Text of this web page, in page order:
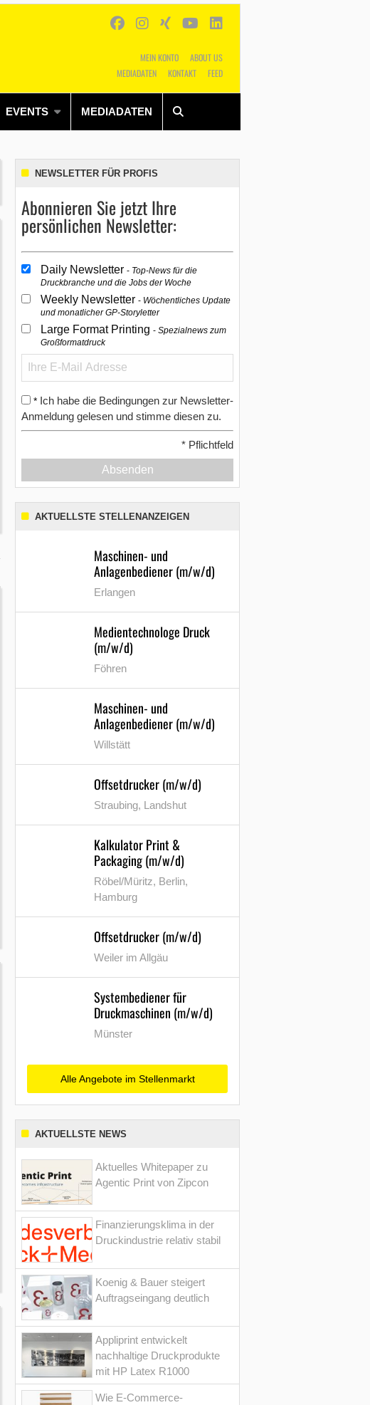
MEIN KONTO
ABOUT US
MEDIADATEN
KONTAKT FEED
EVENTS MEDIADATEN
Alles Shop SUCHEN
NEWSLETTER FÜR PROFIS
Abonnieren Sie jetzt Ihre
persönlichen Newsletter:
Daily Newsletter Top-News für die
Druckbranche und die Jobs der Woche
Weekly Newsletter Wöchentliches Update
und monatlicher GP-Storyletter
Large Format Printing Spezialnews zum
Großformatdruck
* Ich habe die Bedingungen zur Newsletter-
Anmeldung gelesen und stimme diesen zu.
* Pflichtfeld
Absenden
AKTUELLSTE STELLENANZEIGEN
Maschinen- und
Anlagenbediener (m/w/d)
Erlangen
Medientechnologe Druck
(m/w/d)
Föhren
Maschinen- und
Anlagenbediener (m/w/d)
Willstätt
Offsetdrucker (m/w/d)
Straubing, Landshut
Kalkulator Print &
Packaging (m/w/d)
Röbel/Müritz, Berlin,
Hamburg
Offsetdrucker (m/w/d)
Weiler im Allgäu
Systembediener für
Druckmaschinen (m/w/d)
Münster
Alle Angebote im Stellenmarkt
AKTUELLSTE NEWS
Aktuelles Whitepaper zu
Agentic Print von Zipcon
Finanzierungsklima in der
Druckindustrie relativ stabil
Koenig & Bauer steigert
Auftragseingang deutlich
Appliprint entwickelt
nachhaltige Druckprodukte
mit HP Latex R1000
Wie E-Commerce-